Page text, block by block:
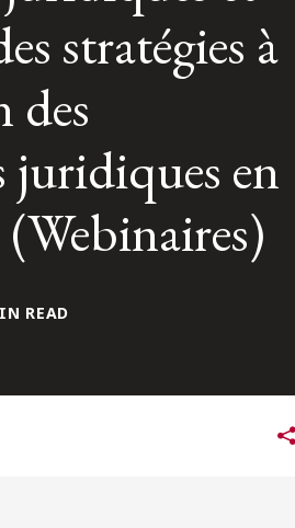
latest insights
stratégies à
des
juridiques en
READ